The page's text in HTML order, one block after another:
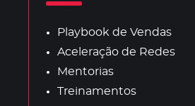
Playbook de Vendas
Aceleração de Redes
Mentorias
Treinamentos